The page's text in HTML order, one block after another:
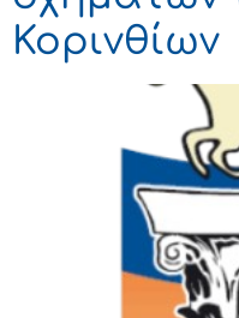
Κορινθίων